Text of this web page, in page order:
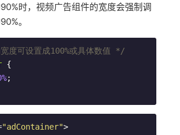
时，视频广告组件的宽度会强制调
。
度可设置成100%或具体数值 */
{
;
"adContainer">